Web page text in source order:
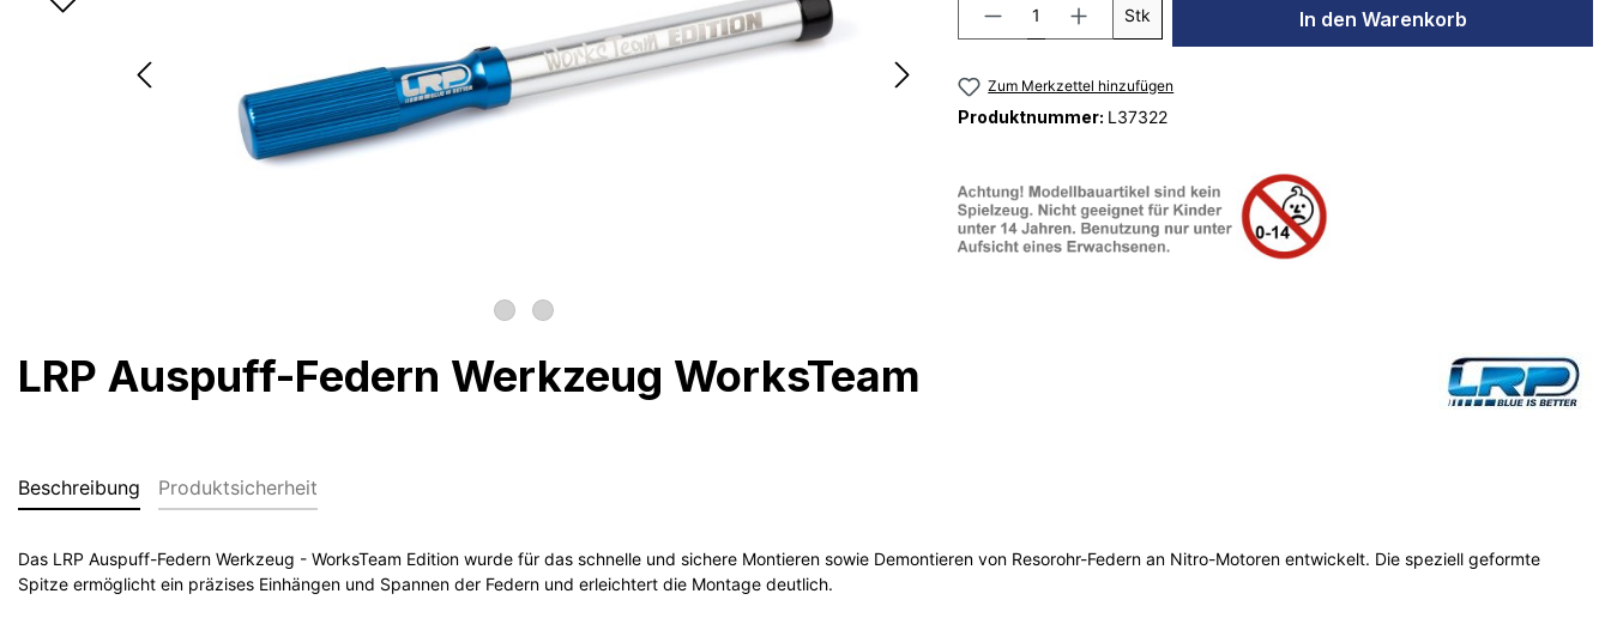
Stk In den Warenkorb
Zum Merkzettel hinzufügen
Produktnummer: L37322
LRP Auspuff-Federn Werkzeug WorksTeam
Beschreibung Produktsicherheit
Das LRP Auspuff-Federn Werkzeug - WorksTeam Edition wurde für das schnelle und sichere Montieren sowie Demontieren von Resorohr-Federn an Nitro-Motoren entwickelt. Die speziell geformte
Spitze ermöglicht ein präzises Einhängen und Spannen der Federn und erleichtert die Montage deutlich.